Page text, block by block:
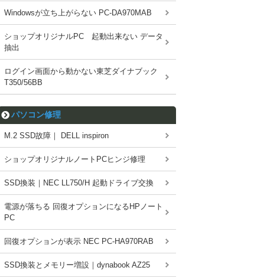
Windowsが立ち上がらない PC-DA970MAB
ショップオリジナルPC 起動出来ない データ
抽出
ログイン画面から動かない東芝ダイナブック
T350/56BB
パソコン修理
M.2 SSD故障｜ DELL inspiron
ショップオリジナルノートPCヒンジ修理
SSD換装｜NEC LL750/H 起動ドライブ交換
電源が落ちる 回復オプションになるHPノート
PC
回復オプションが表示 NEC PC-HA970RAB
SSD換装とメモリー増設｜dynabook AZ25